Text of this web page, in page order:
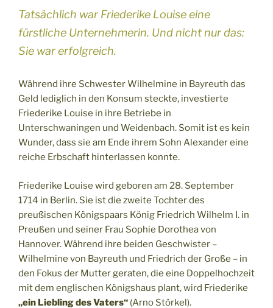
Tatsächlich war Friederike Louise eine
fürstliche Unternehmerin. Und nicht nur das:
Sie war erfolgreich.
Während ihre Schwester Wilhelmine in Bayreuth das
Geld lediglich in den Konsum steckte, investierte
Friederike Louise in ihre Betriebe in
Unterschwaningen und Weidenbach. Somit ist es kein
Wunder, dass sie am Ende ihrem Sohn Alexander eine
reiche Erbschaft hinterlassen konnte.
Friederike Louise wird geboren am 28. September
1714 in Berlin. Sie ist die zweite Tochter des
preußischen Königspaars König Friedrich Wilhelm I. in
Preußen und seiner Frau Sophie Dorothea von
Hannover. Während ihre beiden Geschwister –
Wilhelmine von Bayreuth und Friedrich der Große – in
den Fokus der Mutter geraten, die eine Doppelhochzeit
mit dem englischen Königshaus plant, wird Friederike
„ein Liebling des Vaters“ (Arno Störkel).